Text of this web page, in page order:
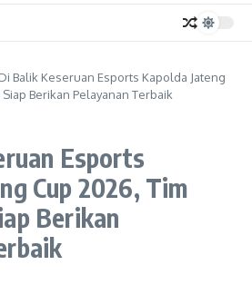
Di Balik Keseruan Esports Kapolda Jateng
Berikan Pelayanan Terbaik
Esports
Cup 2026, Tim
Berikan